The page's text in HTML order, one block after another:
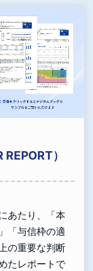
）
あたり、「本
「与信枠の適
の重要な判断
たレポートで